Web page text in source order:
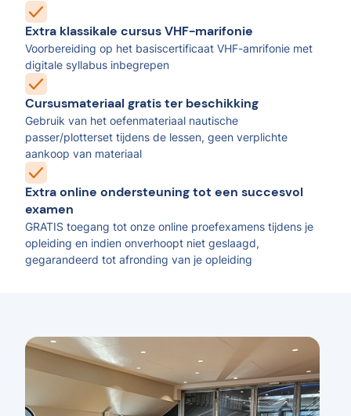
Extra klassikale cursus VHF-marifonie
Voorbereiding op het basiscertificaat VHF-amrifonie met
digitale syllabus inbegrepen
Cursusmateriaal gratis ter beschikking
Gebruik van het oefenmateriaal nautische
passer/plotterset tijdens de lessen, geen verplichte
aankoop van materiaal
Extra online ondersteuning tot een succesvol
examen
GRATIS toegang tot onze online proefexamens tijdens je
opleiding en indien onverhoopt niet geslaagd,
gegarandeerd tot afronding van je opleiding